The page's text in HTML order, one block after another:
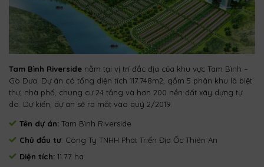
Tam Bình Riverside nằm tại vị trí đắc địa của khu vực Tam Bình –
Gò Dưa. Dự án có tổng diện tích 117.748m2, gồm 5 phân khu là biệt
thự, nhà phố, chung cư 24 tầng và hơn 200 nền đất xây dựng tự
do. Dự kiến, dự án sẽ ra mắt vào quý 2/2019.
Tên dự án: Tam Bình Riverside
Chủ đầu tư: Công Ty TNHH Phát Triển Địa Ốc Thiên An
Diện tích: 11.77 ha